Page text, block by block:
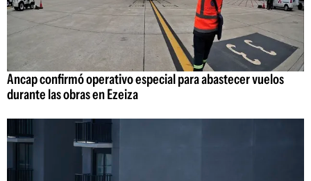
Ancap confirmó operativo especial para abastecer vuelos
durante las obras en Ezeiza